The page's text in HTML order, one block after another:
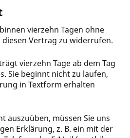
vierzehn Tagen ohne
Vertrag zu widerrufen.
vierzehn Tage ab dem Tag
Sie beginnt nicht zu laufen,
in Textform erhalten
auszuüben, müssen Sie uns
Erklärung, z. B. ein mit der